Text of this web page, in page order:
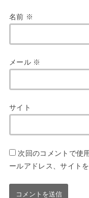
名前 ※
メール ※
サイト
次回のコメントで使
ールアドレス、サイトを